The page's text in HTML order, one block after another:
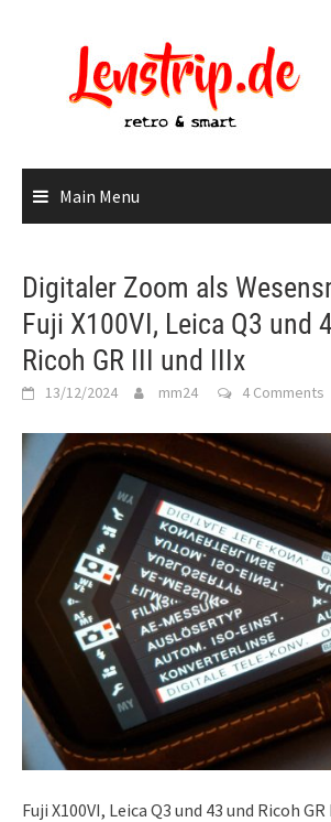
Main Menu
Digitaler Zoom als
Fuji X100VI, Leica Q3 und
Ricoh GR III und IIIx
13/12/2024 mm24 4 Comments
Fuji X100VI, Leica Q3 und 43 und Ricoh